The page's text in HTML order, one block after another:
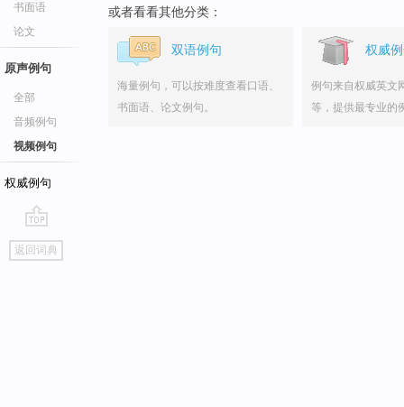
书面语
论文
原声例句
全部
音频例句
视频例句
权威例句
go
top
返回词典
或者看看其他分类：
双语例句
海量例句，可以按难度查看口语、
书面语、论文例句。
权威
例句来自权威英文
等，提供最专业的